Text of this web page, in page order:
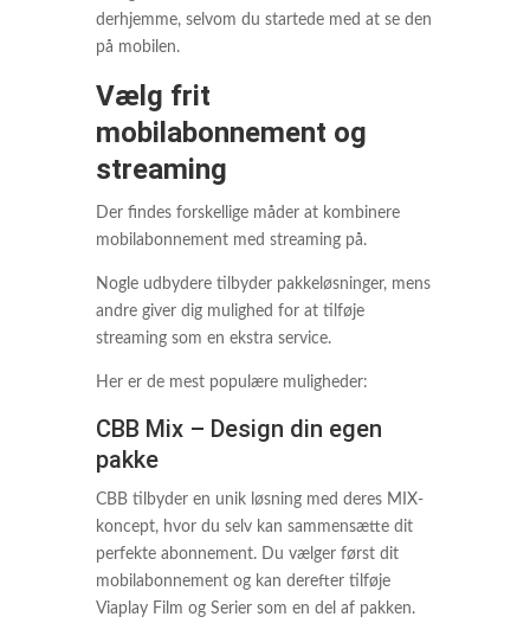
derhjemme, selvom du startede med at se den
på mobilen.
Vælg frit
mobilabonnement og
streaming
Der findes forskellige måder at kombinere
mobilabonnement med streaming på.
Nogle udbydere tilbyder pakkeløsninger, mens
andre giver dig mulighed for at tilføje
streaming som en ekstra service.
Her er de mest populære muligheder:
CBB Mix – Design din egen
pakke
CBB tilbyder en unik løsning med deres MIX-
koncept, hvor du selv kan sammensætte dit
perfekte abonnement. Du vælger først dit
mobilabonnement og kan derefter tilføje
Viaplay Film og Serier som en del af pakken.